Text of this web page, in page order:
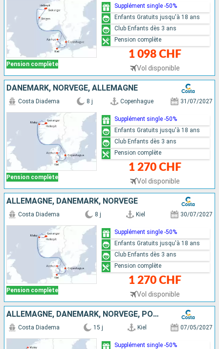
Pension complète
1 098 CHF
Vol disponible
Supplément single -50%
Enfants Gratuits jusqu'à 18 ans
Club Enfants dès 3 ans
Pension complète
DANEMARK, NORVÈGE, ALLEMAGNE
Pension complète
Costa Diadema 8 j Copenhague 31/07/2027
1 270 CHF
Vol disponible
Supplément single -50%
Enfants Gratuits jusqu'à 18 ans
Club Enfants dès 3 ans
Pension complète
ALLEMAGNE, DANEMARK, NORVÈGE
Pension complète
Costa Diadema 8 j Kiel 30/07/2027
1 270 CHF
Vol disponible
Supplément single -50%
Enfants Gratuits jusqu'à 18 ans
Club Enfants dès 3 ans
Pension complète
ALLEMAGNE, DANEMARK, NORVÈGE, POLOGNE, SUÈDE
Costa Diadema 15 j Kiel 07/05/2027
Supplément single -50%